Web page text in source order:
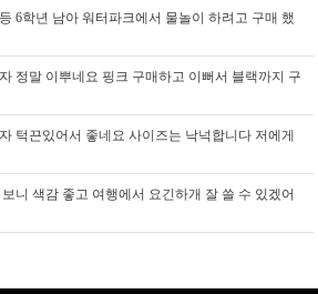
6학년 남아 워터파크에서 물놀이 하려고 구매 했
정말 이뿌네요 핑크 구매하고 이뻐서 블랙까지 구
턱끈있어서 좋네요 사이즈는 낙넉합니다 저에게
보니 색감 좋고 여행에서 요긴하개 잘 쓸 수 있겠어